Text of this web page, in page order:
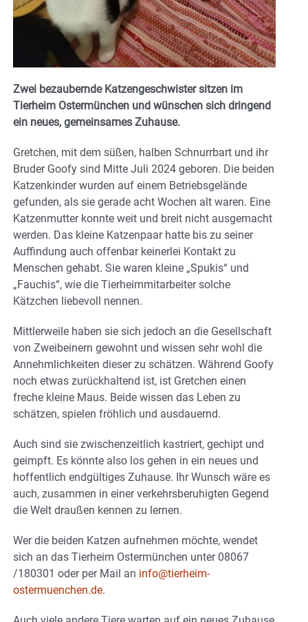
Zwei bezaubernde Katzengeschwister sitzen im
Tierheim Ostermünchen und wünschen sich dringend
ein neues, gemeinsames Zuhause.
Gretchen, mit dem süßen, halben Schnurrbart und ihr
Bruder Goofy sind Mitte Juli 2024 geboren. Die beiden
Katzenkinder wurden auf einem Betriebsgelände
gefunden, als sie gerade acht Wochen alt waren. Eine
Katzenmutter konnte weit und breit nicht ausgemacht
werden. Das kleine Katzenpaar hatte bis zu seiner
Auffindung auch offenbar keinerlei Kontakt zu
Menschen gehabt. Sie waren kleine „Spukis“ und
„Fauchis“, wie die Tierheimmitarbeiter solche
Kätzchen liebevoll nennen.
Mittlerweile haben sie sich jedoch an die Gesellschaft
von Zweibeinern gewohnt und wissen sehr wohl die
Annehmlichkeiten dieser zu schätzen. Während Goofy
noch etwas zurückhaltend ist, ist Gretchen einen
freche kleine Maus. Beide wissen das Leben zu
schätzen, spielen fröhlich und ausdauernd.
Auch sind sie zwischenzeitlich kastriert, gechipt und
geimpft. Es könnte also los gehen in ein neues und
hoffentlich endgültiges Zuhause. Ihr Wunsch wäre es
auch, zusammen in einer verkehrsberuhigten Gegend
die Welt draußen kennen zu lernen.
Wer die beiden Katzen aufnehmen möchte, wendet
sich an das Tierheim Ostermünchen unter 08067
/180301 oder per Mail an info@tierheim-
ostermuenchen.de.